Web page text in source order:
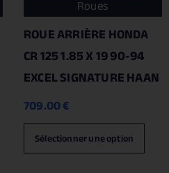
Roues
ROUE ARRIÈRE HONDA
CR 125 1.85 X 19 90-94
EXCEL SIGNATURE HAAN
709.00€
Sélectionner une option